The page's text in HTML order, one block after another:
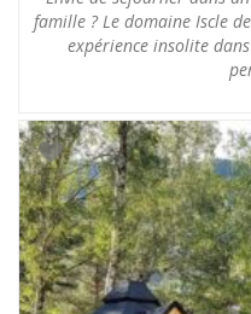
famille ? Le domaine Iscle
expérience insolite